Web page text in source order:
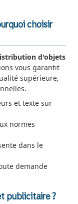
choisir
d'objets
vous garantit
supérieure,
et texte sur
normes
dans le
demande
publicitaire ?